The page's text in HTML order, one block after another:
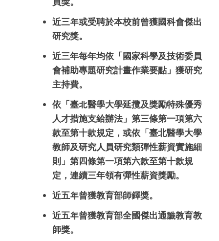
近三年或受聘於本校前曾獲國科會傑出
研究獎。
近三年每年均依「國家科學及技術委員
會補助專題研究計畫作業要點」獲研究
主持費。
依「臺北醫學大學延攬及獎勵特殊優秀
人才措施支給辦法」第三條第一項第六
款至第十款規定，或依「臺北醫學大學
教師及研究人員研究類彈性薪資實施細
則」第四條第一項第六款至第十款規
定，連續三年領有彈性薪資獎勵。
近五年曾獲教育部師鐸獎。
近五年曾獲教育部全國傑出通識教育教
師獎。